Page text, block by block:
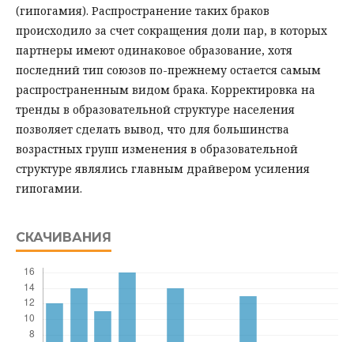
(гипогамия). Распространение таких браков
происходило за счет сокращения доли пар, в которых
партнеры имеют одинаковое образование, хотя
последний тип союзов по-прежнему остается самым
распространенным видом брака. Корректировка на
тренды в образовательной структуре населения
позволяет сделать вывод, что для большинства
возрастных групп изменения в образовательной
структуре являлись главным драйвером усиления
гипогамии.
СКАЧИВАНИЯ